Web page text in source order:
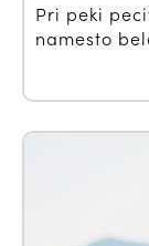
Pri peki
namesto